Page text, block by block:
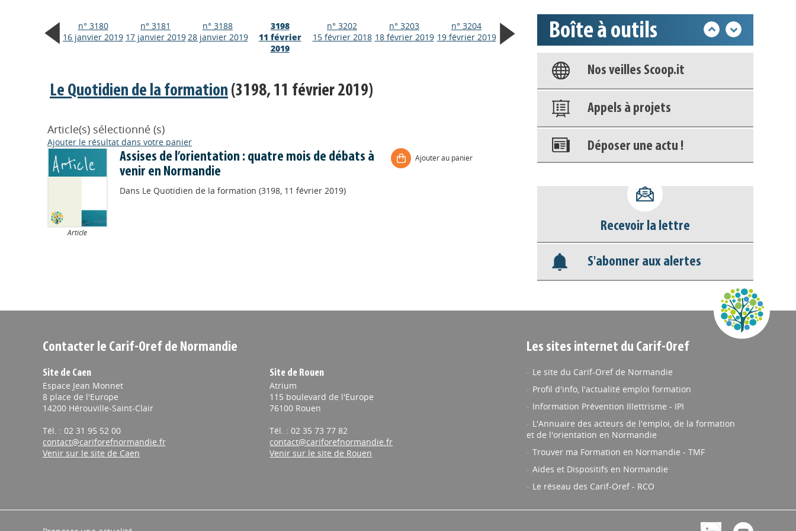
n° 3180
16 janvier 2019
n° 3181
17 janvier 2019
n° 3188
28 janvier 2019
3198
11 février
2019
n° 3202
15 février 2018
n° 3203
18 février 2019
n° 3204
19 février 2019
Le Quotidien de la formation (3198, 11 février 2019)
Article(s) sélectionné (s)
Ajouter le résultat dans votre panier
Article
Assises de l’orientation : quatre mois de débats à
venir en Normandie
Dans Le Quotidien de la formation (3198, 11 février 2019)
Ajouter au panier
Boîte à outils
Base documentaire
Nos veilles Scoop.it
Appels à projets
Déposer une actu !
déconnecter)
Base documentaire
Nos veilles Scoop.it
Recevoir la lettre
S'abonner aux alertes
Contacter le Carif-Oref de Normandie
Site de Caen
Espace Jean Monnet
8 place de l'Europe
14200 Hérouville-Saint-Clair
Tél. : 02 31 95 52 00
contact@cariforefnormandie.fr
Venir sur le site de Caen
Site de Rouen
Atrium
115 boulevard de l'Europe
76100 Rouen
Tél. : 02 35 73 77 82
contact@cariforefnormandie.fr
Venir sur le site de Rouen
Les sites internet du Carif-Oref
Le site du Carif-Oref de Normandie
Profil d'info, l'actualité emploi formation
Information Prévention Illettrisme - IPI
L'Annuaire des acteurs de l'emploi, de la formation
et de l'orientation en Normandie
Trouver ma Formation en Normandie - TMF
Aides et Dispositifs en Normandie
Le réseau des Carif-Oref - RCO